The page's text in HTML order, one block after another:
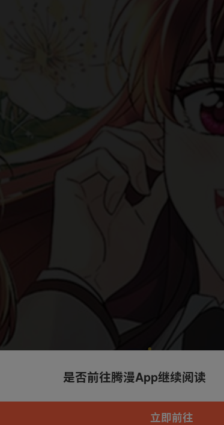
本章节仅支持App阅读，可打开App新用
户7天免费看
是否前往腾漫App继续阅读
立即前往